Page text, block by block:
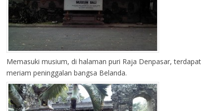
Memasuki musium, di halaman puri Raja Denpasar, terdapat
meriam peninggalan bangsa Belanda.